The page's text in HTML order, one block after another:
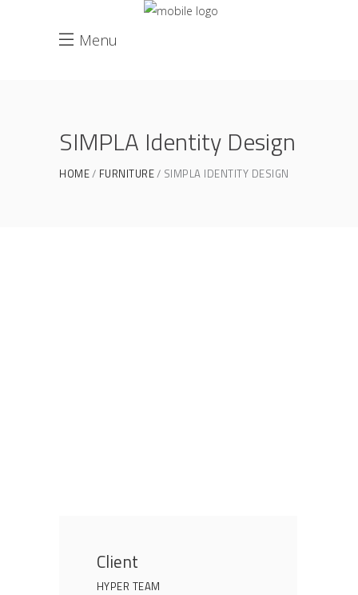
Menu
SIMPLA Identity Design
HOME FURNITURE SIMPLA IDENTITY DESIGN
Client
HYPER TEAM